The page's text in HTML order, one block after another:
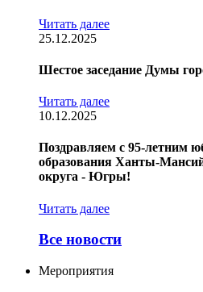
Читать далее
25.12.2025
Шестое заседание Думы
Читать далее
10.12.2025
Поздравляем с 95-летним
образования Ханты-
округа - Югры!
Читать далее
Все новости
Мероприятия